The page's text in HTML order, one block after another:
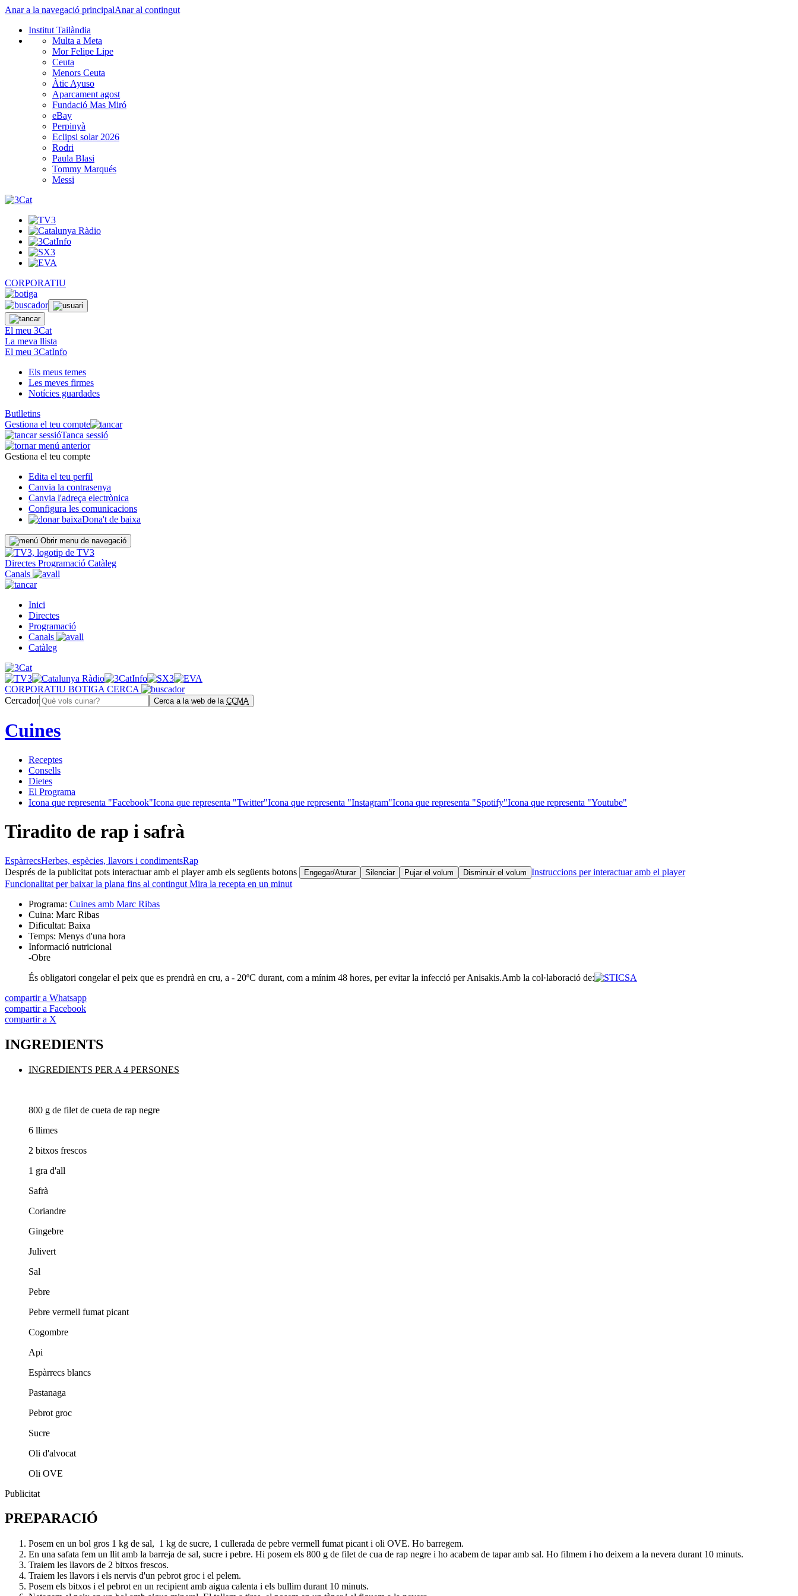
Anar a la navegació principalAnar al contingut
Institut Tailàndia
Multa a Meta
Mor Felipe Lipe
Ceuta
Menors Ceuta
Àtic Ayuso
Aparcament agost
Fundació Mas Miró
eBay
Perpinyà
Eclipsi solar 2026
Rodri
Paula Blasi
Tommy Marqués
Messi
CORPORATIU
El meu 3Cat
La meva llista
El meu 3CatInfo
Els meus temes
Les meves firmes
Notícies guardades
Butlletins
Gestiona el teu compte
Tanca sessió
Gestiona el teu compte
Edita el teu perfil
Canvia la contrasenya
Canvia l'adreça electrònica
Configura les comunicacions
Dona't de baixa
Obrir menu de navegació
Directes Programació Catàleg
Canals
Inici
Directes
Programació
Canals
Catàleg
CORPORATIU BOTIGA CERCA
Cercador
Cerca a la web de la CCMA
Cuines
Receptes
Consells
Dietes
El Programa
Icona que representa "Facebook"Icona que representa "Twitter"Icona que representa "Instagram"Icona que representa "Spotify"Icona que representa "Youtube"
Tiradito de rap i safrà
EspàrrecsHerbes, espècies, llavors i condimentsRap
Després de la publicitat pots interactuar amb el player amb els següents botons
Engegar/Aturar Silenciar Pujar el volum Disminuir el volum Instruccions per interactuar amb el player
Funcionalitat per baixar la plana fins al contingut Mira la recepta en un minut
Programa: Cuines amb Marc Ribas
Cuina: Marc Ribas
Dificultat: Baixa
Temps: Menys d'una hora
Informació nutricional
-Obre
És obligatori congelar el peix que es prendrà en cru, a - 20ºC durant, com a mínim 48 hores, per evitar la infecció per Anisakis.Amb la col·laboració de:
compartir a Whatsapp
compartir a Facebook
compartir a X
INGREDIENTS
INGREDIENTS PER A 4 PERSONES
800 g de filet de cueta de rap negre
6 llimes
2 bitxos frescos
1 gra d'all
Safrà
Coriandre
Gingebre
Julivert
Sal
Pebre
Pebre vermell fumat picant
Cogombre
Api
Espàrrecs blancs
Pastanaga
Pebrot groc
Sucre
Oli d'alvocat
Oli OVE
Publicitat
PREPARACIÓ
Posem en un bol gros 1 kg de sal, 1 kg de sucre, 1 cullerada de pebre vermell fumat picant i oli OVE. Ho barregem.
En una safata fem un llit amb la barreja de sal, sucre i pebre. Hi posem els 800 g de filet de cua de rap negre i ho acabem de tapar amb sal. Ho filmem i ho deixem a la nevera durant 10 minuts.
Traiem les llavors de 2 bitxos frescos.
Traiem les llavors i els nervis d'un pebrot groc i el pelem.
Posem els bitxos i el pebrot en un recipient amb aigua calenta i els bullim durant 10 minuts.